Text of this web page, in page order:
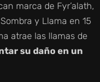
marca de Fyr’alath,
y Llama en 15
atrae las llamas de
su daño en un